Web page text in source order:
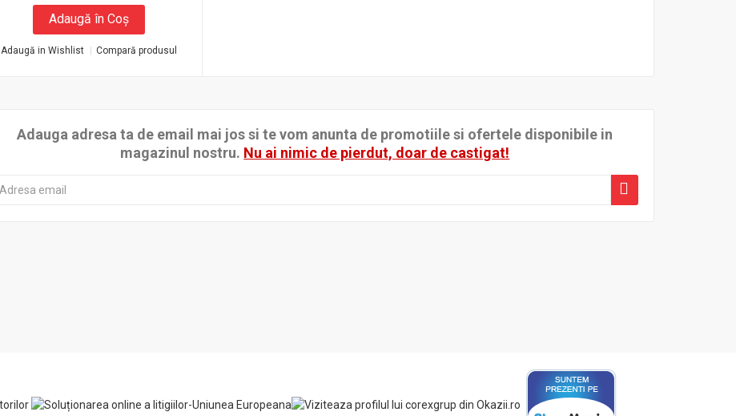
Adaugă în Coş
Adaugă in Wishlist Compară produsul
Adauga adresa ta de email mai jos si te vom anunta de promotiile si ofertele disponibile in
magazinul nostru. Nu ai nimic de pierdut, doar de castigat!